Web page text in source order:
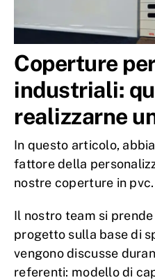
Coperture
industriali:
realizzarne
In questo articolo,
fattore della
nostre coperture in pvc.
Il nostro team si
progetto sulla base di
vengono discusse
referenti: modello di